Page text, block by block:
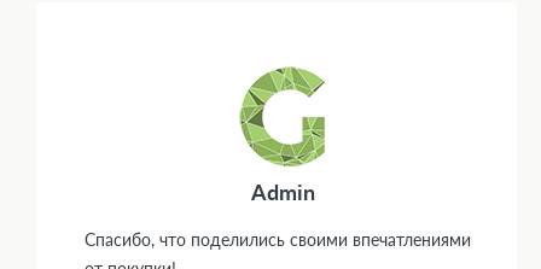
Admin
Спасибо, что поделились своими впечатлениями